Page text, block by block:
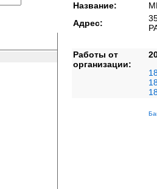
Название:
Адрес:
Работы от
организации: